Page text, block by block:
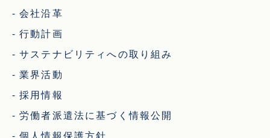
会社沿革
行動計画
サステナビリティへの取り組み
業界活動
採用情報
労働者派遣法に基づく情報公開